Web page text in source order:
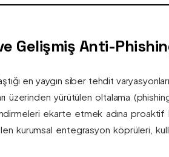
Gelişmiş Anti-
en yaygın siber tehdit
yürütülen oltalama (phishing)
ekarte etmek adına
kurumsal entegrasyon köprüleri,